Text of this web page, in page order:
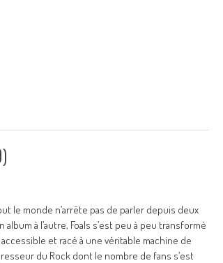
le monde n’arrête pas de parler depuis deux
album à l’autre, Foals s’est peu à peu transformé
accessible et racé à une véritable machine de
du Rock dont le nombre de fans s’est